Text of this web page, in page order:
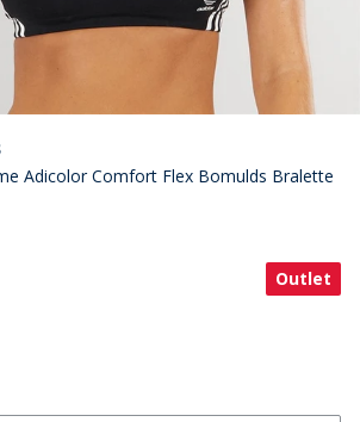
Adicolor Comfort Flex Bomulds Bralette
Outlet